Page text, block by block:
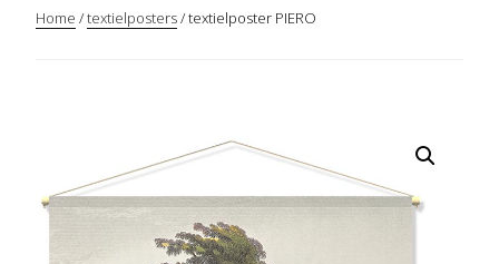
Home /textielposters/ textielposter PIERO